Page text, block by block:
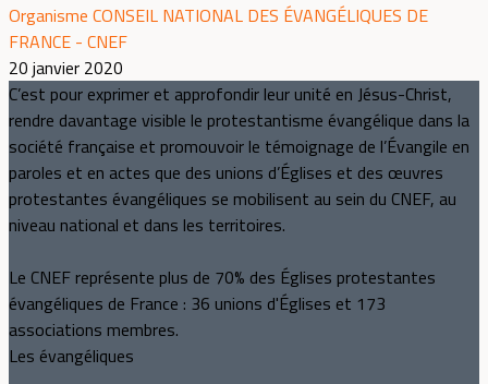
Organisme CONSEIL NATIONAL DES ÉVANGÉLIQUES DE
FRANCE - CNEF
20 janvier 2020
C’est pour exprimer et approfondir leur unité en Jésus-Christ,
rendre davantage visible le protestantisme évangélique dans la
société française et promouvoir le témoignage de l’Évangile en
paroles et en actes que des unions d’Églises et des œuvres
protestantes évangéliques se mobilisent au sein du CNEF, au
niveau national et dans les territoires.
Le CNEF représente plus de 70% des Églises protestantes
évangéliques de France : 36 unions d'Églises et 173
associations membres.
Les évangéliques